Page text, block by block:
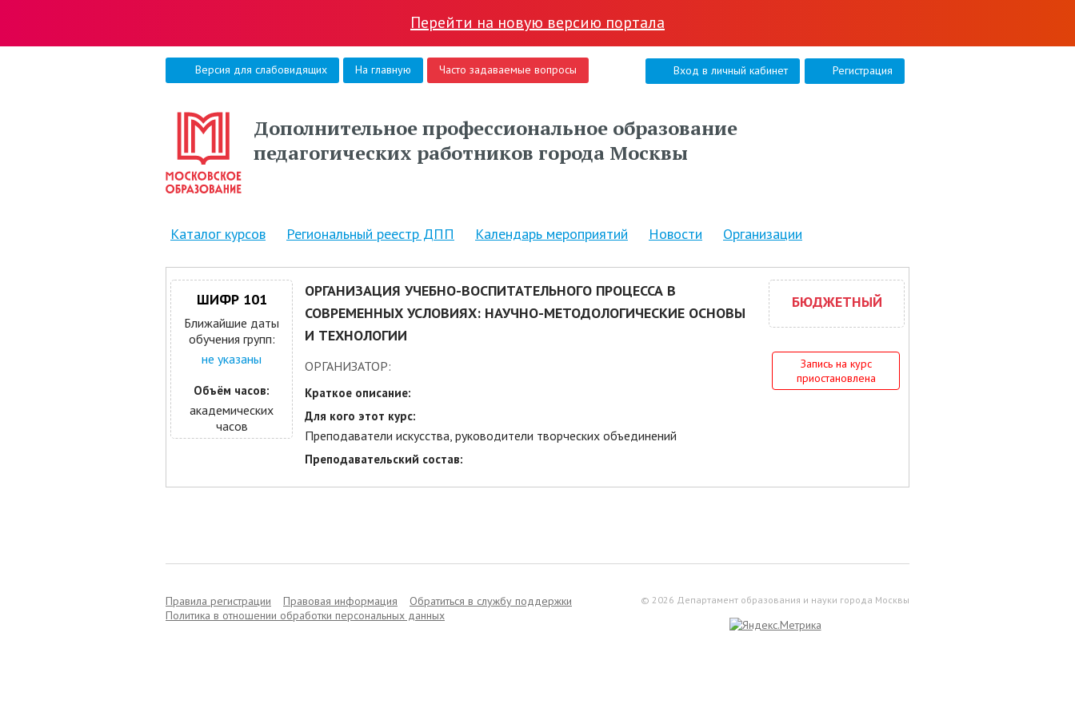
Перейти на новую версию портала
Версия для слабовидящих На главную Часто задаваемые вопросы Регистрация
Вход в личный кабинет
Дополнительное профессиональное образование
педагогических работников города Москвы
Каталог курсов Региональный реестр ДПП Календарь мероприятий Новости Организации
ШИФР 101
Ближайшие даты
обучения групп:
не указаны
Объём часов:
академических
часов
ОРГАНИЗАЦИЯ УЧЕБНО-ВОСПИТАТЕЛЬНОГО ПРОЦЕССА В
СОВРЕМЕННЫХ УСЛОВИЯХ: НАУЧНО-МЕТОДОЛОГИЧЕСКИЕ ОСНОВЫ
И ТЕХНОЛОГИИ
ОРГАНИЗАТОР:
Краткое описание:
Для кого этот курс:
Преподаватели искусства, руководители творческих объединений
Преподавательский состав:
БЮДЖЕТНЫЙ
Запись на курс
приостановлена
Правила регистрации Правовая информация
Обратиться в службу поддержки
Политика в отношении обработки персональных данных
© 2026 Департамент образования и науки города Москвы